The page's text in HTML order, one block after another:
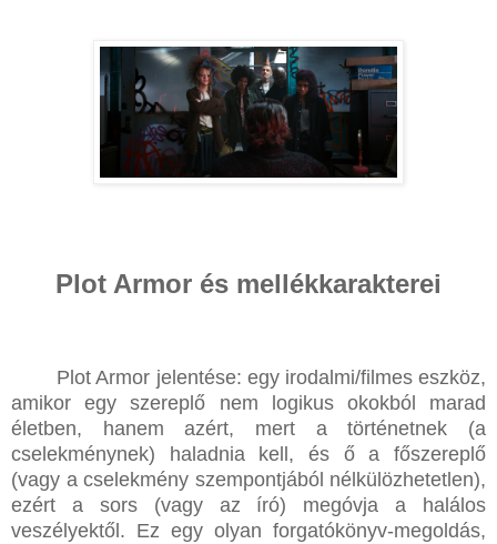
Plot Armor és mellékkarakterei
Plot Armor jelentése: egy irodalmi/filmes eszköz,
amikor egy szereplő nem logikus okokból marad
életben, hanem azért, mert a történetnek (a
cselekménynek) haladnia kell, és ő a főszereplő
(vagy a cselekmény szempontjából nélkülözhetetlen),
ezért a sors (vagy az író) megóvja a halálos
veszélyektől. Ez egy olyan forgatókönyv-megoldás,